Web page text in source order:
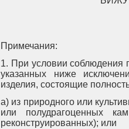
Примечания:
1. При условии соблюдения
указанных ниже
изделия, состоящие
а) из природного или
или полудрагоценных
реконструированных); или